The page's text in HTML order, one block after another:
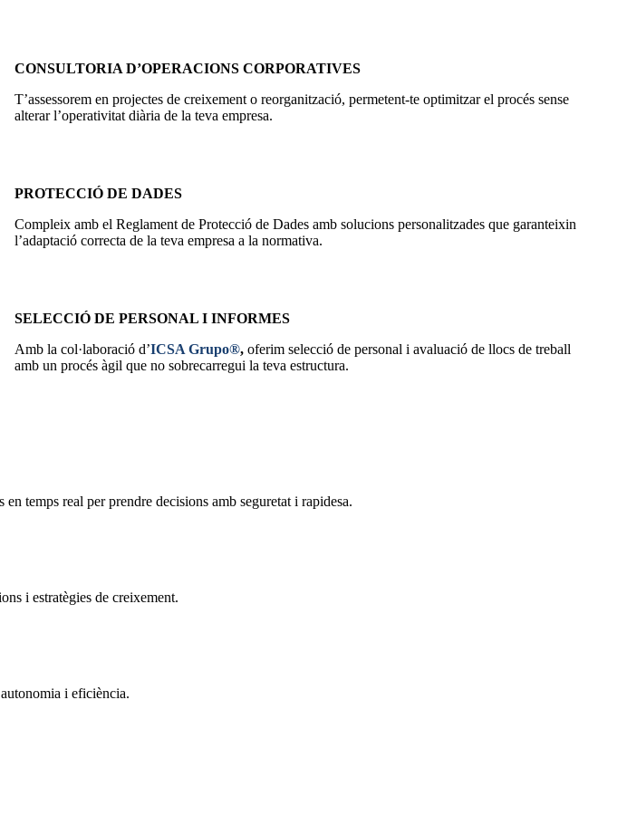
CONSULTORIA D’OPERACIONS CORPORATIVES
T’assessorem en projectes de creixement o reorganització, permetent-te optimitzar el procés sense
alterar l’operativitat diària de la teva empresa.
PROTECCIÓ DE DADES
Compleix amb el Reglament de Protecció de Dades amb solucions personalitzades que garanteixin
l’adaptació correcta de la teva empresa a la normativa.
SELECCIÓ DE PERSONAL I INFORMES
Amb la col·laboració d’ICSA Grupo®, oferim selecció de personal i avaluació de llocs de treball
amb un procés àgil que no sobrecarregui la teva estructura.
temps real per prendre decisions amb seguretat i rapidesa.
i estratègies de creixement.
i eficiència.